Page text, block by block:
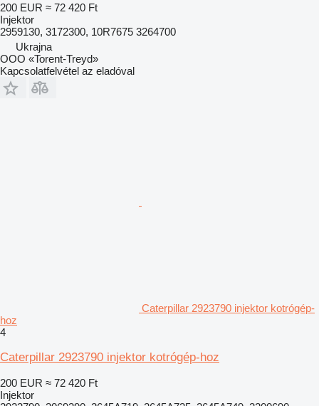
200 EUR ≈ 72 420 Ft
Injektor
2959130, 3172300, 10R7675 3264700
Ukrajna
OOO «Torent-Treyd»
Kapcsolatfelvétel az eladóval
Caterpillar 2923790 injektor kotrógép-
hoz
4
Caterpillar 2923790 injektor kotrógép-hoz
200 EUR ≈ 72 420 Ft
Injektor